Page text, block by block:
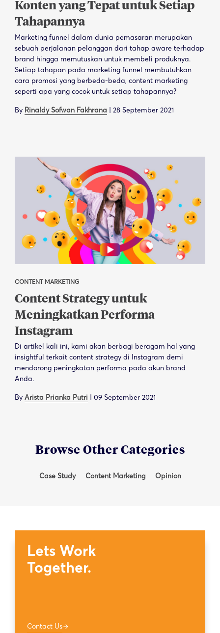
Konten yang Tepat untuk Setiap
Tahapannya
Marketing funnel dalam dunia pemasaran merupakan
sebuah perjalanan pelanggan dari tahap aware terhadap
brand hingga memutuskan untuk membeli produknya.
Setiap tahapan pada marketing funnel membutuhkan
cara promosi yang berbeda-beda, content marketing
seperti apa yang cocok untuk setiap tahapannya?
By Rinaldy Sofwan Fakhrana | 28 September 2021
CONTENT MARKETING
Content Strategy untuk
Meningkatkan Performa
Instagram
Di artikel kali ini, kami akan berbagi beragam hal yang
insightful terkait content strategy di Instagram demi
mendorong peningkatan performa pada akun brand
Anda.
By Arista Prianka Putri 09 September 2021
Browse Other Categories
Case Study Content Marketing Opinion
Lets Work
Together.
Contact Usarrow_forward